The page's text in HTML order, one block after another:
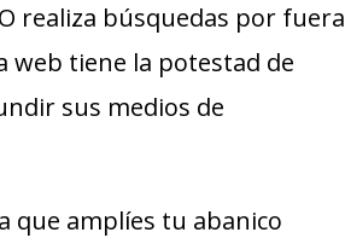
realiza búsquedas por fuera
web tiene la potestad de
sus medios de
que amplíes tu abanico